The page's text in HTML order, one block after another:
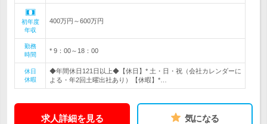
初年度
年収
400万円～600万円
勤務
時間
* 9：00～18：00
休日
休暇
◆年間休日121日以上◆【休日】* 土・日・祝（会社カレンダーに
よる・年2回土曜出社あり）【休暇】*…
求人詳細を見る 気になる